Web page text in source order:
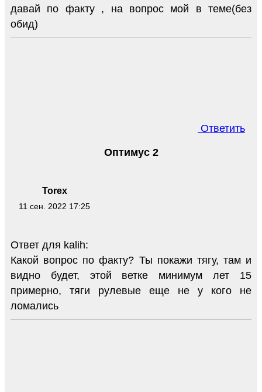
давай по факту , на вопрос мой в теме(без
обид)
Ответить
Torex
11 сен. 2022 17:25
Оптимус 2
Ответ для kalih:
Какой вопрос по факту? Ты покажи тягу, там и
видно будет, этой ветке минимум лет 15
примерно, тяги рулевые еще не у кого не
ломались